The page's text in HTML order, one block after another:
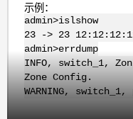
示例：
admin>islshow
23 -> 23
admin>errdump
INFO, switch_1,
Zone Config.
WARNING,